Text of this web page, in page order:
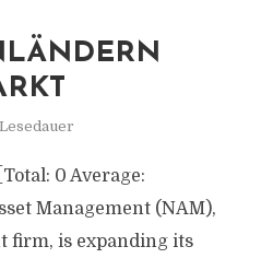
0 Average:
Management (NAM),
firm, is expanding its